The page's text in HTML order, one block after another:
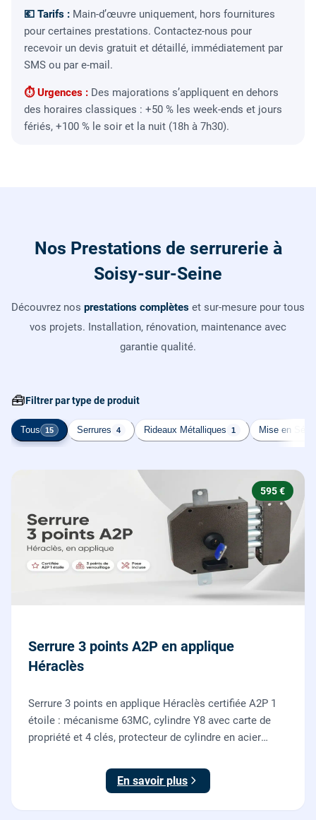
💶 Tarifs : Main-d’œuvre uniquement, hors fournitures
pour certaines prestations. Contactez-nous pour
recevoir un devis gratuit et détaillé, immédiatement par
SMS ou par e-mail.
⏱ Urgences : Des majorations s’appliquent en dehors
des horaires classiques : +50 % les week-ends et jours
fériés, +100 % le soir et la nuit (18h à 7h30).
Nos Prestations de serrurerie à
Soisy-sur-Seine
Découvrez nos prestations complètes et sur-mesure pour tous
vos projets. Installation, rénovation, maintenance avec
garantie qualité.
🧰Filtrer par type de produit
Tous 15 Serrures 4 Rideaux Métalliques 1 Mise en
595 €
Serrure 3 points A2P en applique
Héraclès
Serrure 3 points en applique Héraclès certifiée A2P 1
étoile : mécanisme 63MC, cylindre Y8 avec carte de
propriété et 4 clés, protecteur de cylindre en acier
renforcer une porte d'entrée existante.
En savoir plus